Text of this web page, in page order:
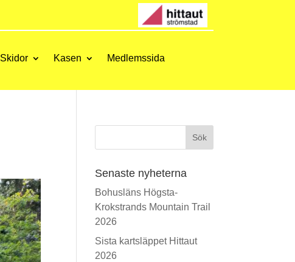
Skidor Kasen Medlemssida
Sök
Senaste nyheterna
Bohusläns Högsta-
Krokstrands Mountain Trail
2026
Sista kartsläppet Hittaut
2026